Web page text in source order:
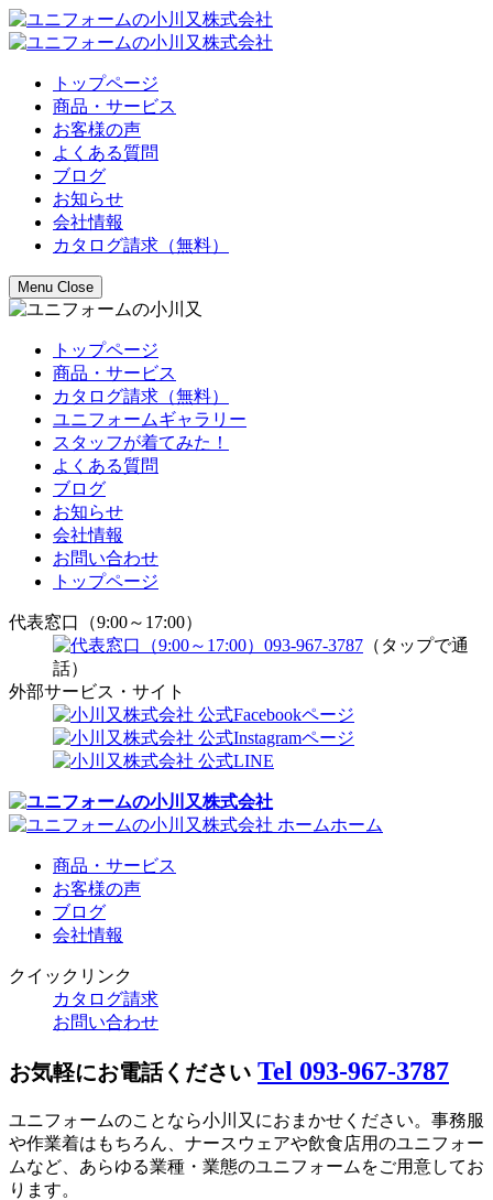
トップページ
商品・サービス
お客様の声
よくある質問
ブログ
お知らせ
会社情報
カタログ請求（無料）
Menu Close
トップページ
商品・サービス
カタログ請求（無料）
ユニフォームギャラリー
スタッフが着てみた！
よくある質問
ブログ
お知らせ
会社情報
お問い合わせ
トップページ
代表窓口（9:00～17:00）
093-967-3787 （タップで通
話）
外部サービス・サイト
ホーム
商品・サービス
お客様の声
ブログ
会社情報
クイックリンク
カタログ請求
お問い合わせ
お気軽にお電話ください Tel 093-967-3787
ユニフォームのことなら小川又におまかせください。事務服
や作業着はもちろん、ナースウェアや飲食店用のユニフォー
ムなど、あらゆる業種・業態のユニフォームをご用意してお
ります。